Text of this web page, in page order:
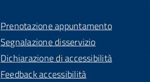
Prenotazione appuntamento
Segnalazione disservizio
Dichiarazione di accessibilità
Feedback accessibilità